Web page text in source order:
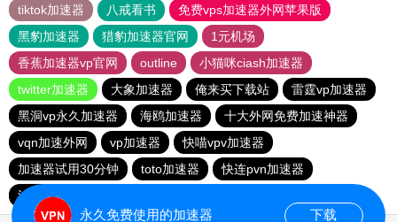
tiktok加速器
八戒看书
免费vps加速器外网苹果版
黑豹加速器
猎豹加速器官网
1元机场
香蕉加速器vp官网
outline
小猫咪ciash加速器
twitter加速器
大象加速器 俺来买下载站
雷霆vp加速器
黑洞vp永久加速器
海鸥加速器
十大外网免费加速神器
vqn加速外网
vp加速器
快喵vpv加速器
加速器试用30分钟
toto加速器
快连pvn加速器
油管加速器
永久免费使用的加速器 下载